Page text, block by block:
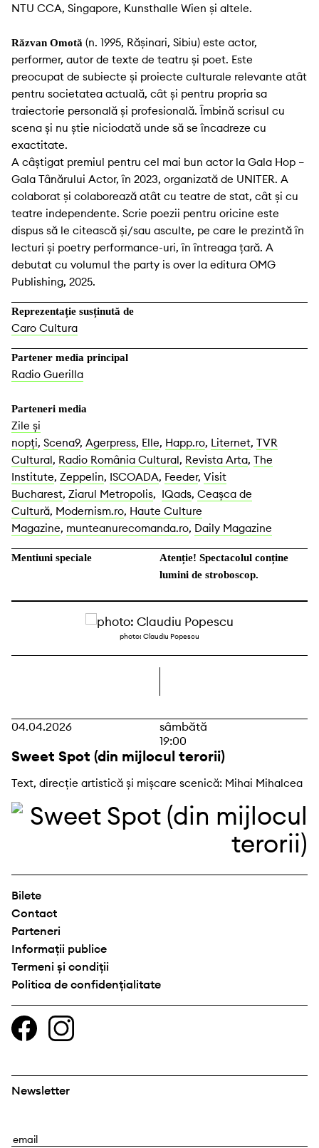
NTU CCA, Singapore, Kunsthalle Wien și altele.
Răzvan Omotă (n. 1995, Rășinari, Sibiu) este actor,
performer, autor de texte de teatru și poet. Este
preocupat de subiecte și proiecte culturale relevante atât
pentru societatea actuală, cât și pentru propria sa
traiectorie personală și profesională. Îmbină scrisul cu
scena și nu știe niciodată unde să se încadreze cu
exactitate.
A câștigat premiul pentru cel mai bun actor la Gala Hop –
Gala Tânărului Actor, în 2023, organizată de UNITER. A
colaborat și colaborează atât cu teatre de stat, cât și cu
teatre independente. Scrie poezii pentru oricine este
dispus să le citească și/sau asculte, pe care le prezintă în
lecturi și poetry performance-uri, în întreaga țară. A
debutat cu volumul the party is over la editura OMG
Publishing, 2025.
Reprezentație susținută de
Caro Cultura
Partener media principal
Radio Guerilla
Parteneri media
Zile și
nopți, Scena9, Agerpress, Elle, Happ.ro, Liternet, TVR
Cultural, Radio România Cultural, Revista Arta, The
Institute, Zeppelin, ISCOADA, Feeder, Visit
Bucharest, Ziarul Metropolis, IQads, Ceașca de
Cultură, Modernism.ro, Haute Culture
Magazine, munteanurecomanda.ro, Daily Magazine
Mentiuni speciale
Atenție! Spectacolul conține
lumini de stroboscop.
photo: Claudiu Popescu
04.04.2026
sâmbătă
19:00
Sweet Spot (din mijlocul terorii)
Text, direcție artistică și mișcare scenică: Mihai Mihalcea
Bilete
Contact
Parteneri
Informații publice
Termeni și condiții
Politica de confidențialitate
Newsletter
E